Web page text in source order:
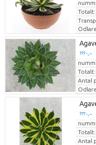
Pris
Totalt:
Odlare
??? -,--
Pris
Totalt:
Odlare
??? -,--
Pris
Totalt: